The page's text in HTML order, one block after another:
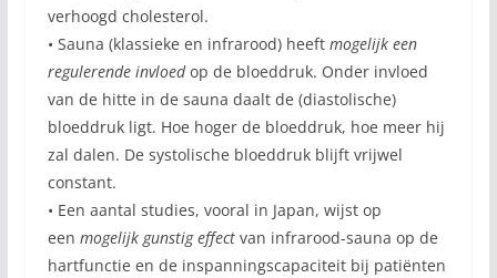
verhoogd cholesterol.
• Sauna (klassieke en infrarood) heeft mogelijk een
regulerende invloedop de bloeddruk. Onder invloed
van de hitte in de sauna daalt de (diastolische)
bloeddruk ligt. Hoe hoger de bloeddruk, hoe meer hij
zal dalen. De systolische bloeddruk blijft vrijwel
constant.
• Een aantal studies, vooral in Japan, wijst op
een mogelijk gunstig effect van infrarood-sauna op de
hartfunctie en de inspanningscapaciteit bij patiënten